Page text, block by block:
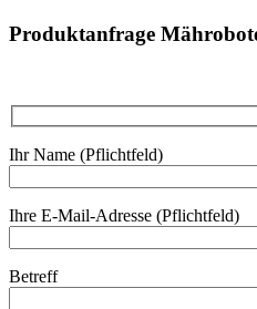
Produktanfrage
Ihr Name (Pflichtfeld)
Ihre E-Mail-Adresse (Pflichtfeld)
Betreff